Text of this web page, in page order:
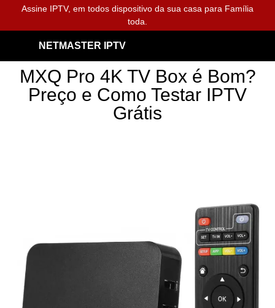
Assine IPTV, em todos dispositivo da sua casa para Família
toda.
NETMASTER IPTV
MXQ Pro 4K TV Box é Bom?
Preço e Como Testar IPTV
Grátis